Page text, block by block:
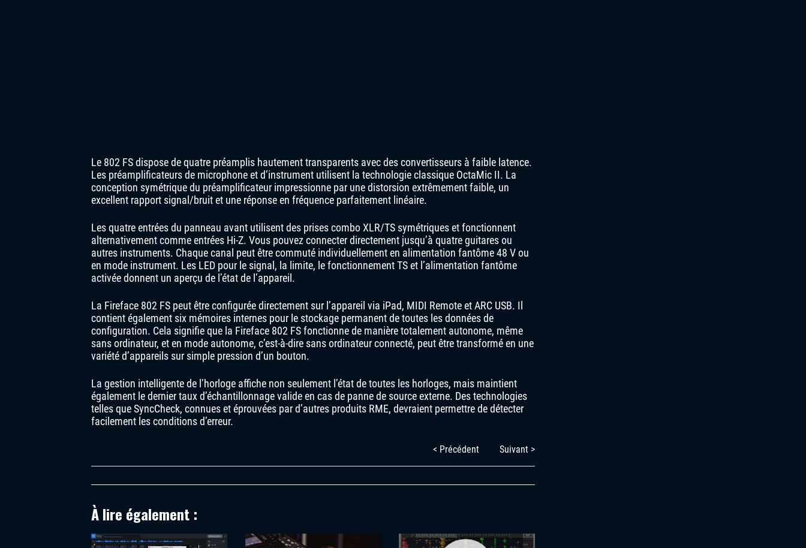
Le 802 FS dispose de quatre préamplis hautement transparents avec des convertisseurs à faible latence.
Les préamplificateurs de microphone et d’instrument utilisent la technologie classique OctaMic II. La
conception symétrique du préamplificateur impressionne par une distorsion extrêmement faible, un
excellent rapport signal/bruit et une réponse en fréquence parfaitement linéaire.
Les quatre entrées du panneau avant utilisent des prises combo XLR/TS symétriques et fonctionnent
alternativement comme entrées Hi-Z. Vous pouvez connecter directement jusqu’à quatre guitares ou
autres instruments. Chaque canal peut être commuté individuellement en alimentation fantôme 48 V ou
en mode instrument. Les LED pour le signal, la limite, le fonctionnement TS et l’alimentation fantôme
activée donnent un aperçu de l’état de l’appareil.
La Fireface 802 FS peut être configurée directement sur l’appareil via iPad, MIDI Remote et ARC USB. Il
contient également six mémoires internes pour le stockage permanent de toutes les données de
configuration. Cela signifie que la Fireface 802 FS fonctionne de manière totalement autonome, même
sans ordinateur, et en mode autonome, c’est-à-dire sans ordinateur connecté, peut être transformé en une
variété d’appareils sur simple pression d’un bouton.
La gestion intelligente de l’horloge affiche non seulement l’état de toutes les horloges, mais maintient
également le dernier taux d’échantillonnage valide en cas de panne de source externe. Des technologies
telles que SyncCheck, connues et éprouvées par d’autres produits RME, devraient permettre de détecter
facilement les conditions d’erreur.
< Précédent Suivant >
À lire également :